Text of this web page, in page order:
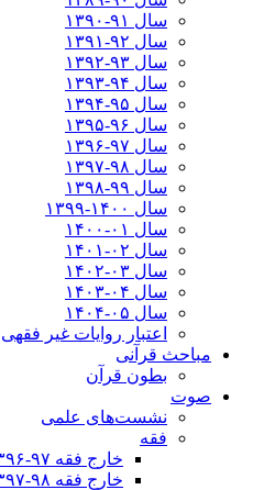
سال ۹۱-۱۳۹۰
سال ۹۲-۱۳۹۱
سال ۹۳-۱۳۹۲
سال ۹۴-۱۳۹۳
سال ۹۵-۱۳۹۴
سال ۹۶-۱۳۹۵
سال ۹۷-۱۳۹۶
سال ۹۸-۱۳۹۷
سال ۹۹-۱۳۹۸‍
سال ۱۴۰۰-۱۳۹۹
سال ۰۱-۱۴۰۰
سال ۰۲-۱۴۰۱
سال ۰۳-۱۴۰۲
سال ۰۴-۱۴۰۳
سال ۰۵-۱۴۰۴
اعتبار روایات غیر فقهی
مباحث قرآنی
بطون قرآن
صوت
نشست‌های علمی
فقه
خارج فقه ۹۷-۱۳۹۶
خارج فقه ۹۸-۱۳۹۷